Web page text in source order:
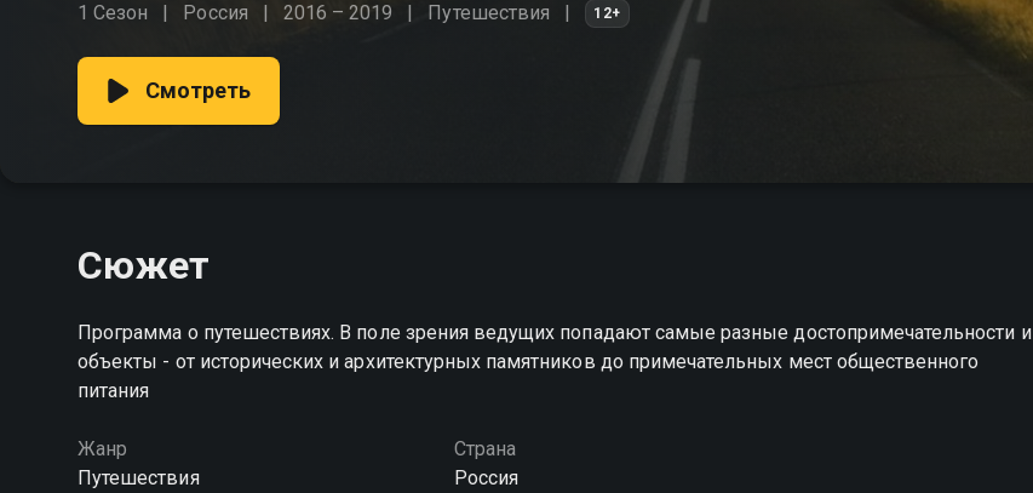
1 Сезон Россия 2016 – 2019 Путешествия 12+
Смотреть
Сюжет
Программа о путешествиях. В поле зрения ведущих попадают самые разные достопримечательности и
объекты - от исторических и архитектурных памятников до примечательных мест общественного
питания
Жанр
Путешествия
Страна
Россия